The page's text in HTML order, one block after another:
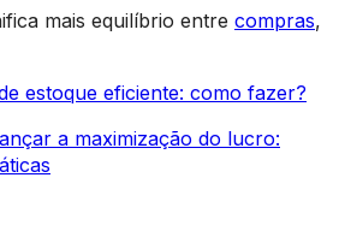
mais equilíbrio entre compras,
estoque eficiente: como fazer?
a maximização do lucro: